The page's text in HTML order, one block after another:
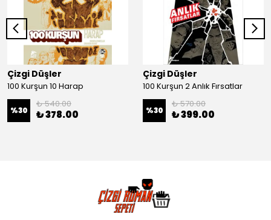
Çizgi Düşler
100 Kurşun 10 Harap
%30
₺ 540.00
₺ 378.00
Çizgi Düşler
100 Kurşun 2 Anlık Fırsatlar
%30
₺ 570.00
₺ 399.00